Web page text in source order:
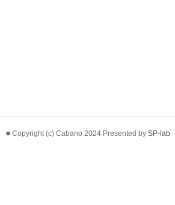
■ Copyright (c) Cabano 2024 Presented by SP-lab